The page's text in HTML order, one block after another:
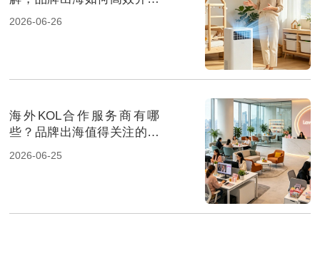
海外KOL营销？
2026-06-26
海外KOL合作服务商有哪
些？品牌出海值得关注的营
销机构推荐
2026-06-25